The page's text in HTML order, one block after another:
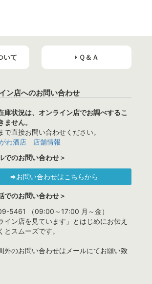
いて Ｑ＆Ａ
ン店へのお問い合わせ
庫状況は、オンライン店でお調べするこ
ません。
で直接お問い合わせください。
わ酒店 店舗情報
でのお問い合わせ＞
⇒お問い合わせはこちらから
でのお問い合わせ＞
5461 （09:00～17:00 月～金）
イン店を見ています」とはじめにお伝え
とスムーズです。
外のお問い合わせはメールにてお願い致